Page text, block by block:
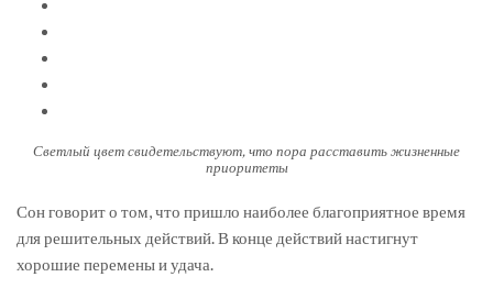
Светлый цвет свидетельствуют, что пора расставить жизненные
приоритеты
Сон говорит о том, что пришло наиболее благоприятное время
для решительных действий. В конце действий настигнут
хорошие перемены и удача.